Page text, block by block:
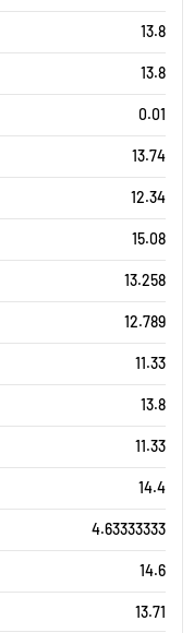
13.8
13.8
0.01
13.74
12.34
15.08
13.258
12.789
11.33
13.8
11.33
14.4
4.63333333
14.6
13.71